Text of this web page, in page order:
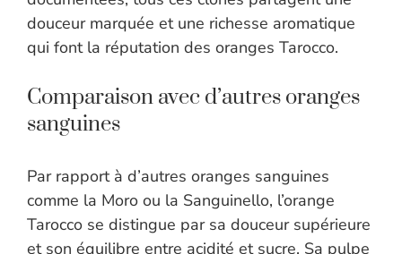
douceur marquée et une richesse aromatique
qui font la réputation des oranges Tarocco.
Comparaison avec d’autres oranges
sanguines
Par rapport à d’autres oranges sanguines
comme la Moro ou la Sanguinello, l’orange
Tarocco se distingue par sa douceur supérieure
et son équilibre entre acidité et sucre. Sa pulpe